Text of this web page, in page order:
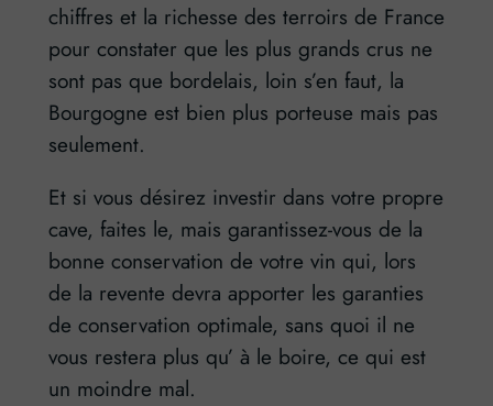
chiffres et la richesse des terroirs de France
pour constater que les plus grands crus ne
sont pas que bordelais, loin s’en faut, la
Bourgogne est bien plus porteuse mais pas
seulement.
Et si vous désirez investir dans votre propre
cave, faites le, mais garantissez-vous de la
bonne conservation de votre vin qui, lors
de la revente devra apporter les garanties
de conservation optimale, sans quoi il ne
vous restera plus qu’ à le boire, ce qui est
un moindre mal.